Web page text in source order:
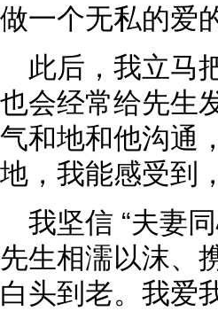
做一个无私的爱
此后，我立马
也会经常给先生
气和地和他沟通
地，我能感受到
我坚信 “夫妻
先生相濡以沫、
白头到老。我爱